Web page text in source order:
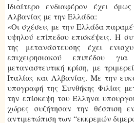
Ιδιαίτερο ενδιαφέρον έχει
Αλβανίας με την Ελλάδα:
«Οι σχέσεις με την Ελλάδα
υψηλού επίπεδου επισκέψεις. Η
της μετανάστευσης έχει
επιχειρησιακού επιπέδου
μεταναστευτική κρίση, με
Ιταλίας και Αλβανίας. Με την
υπογραφή της Συνθήκης Φιλίας
την επίσκεψη του Έλληνα
χώρες συζήτησαν την θέσπιση
αντιμετώπιση των “εκκρεμών